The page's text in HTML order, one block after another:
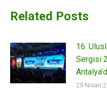
Related Posts
16.
Sergisi
29 Nisan